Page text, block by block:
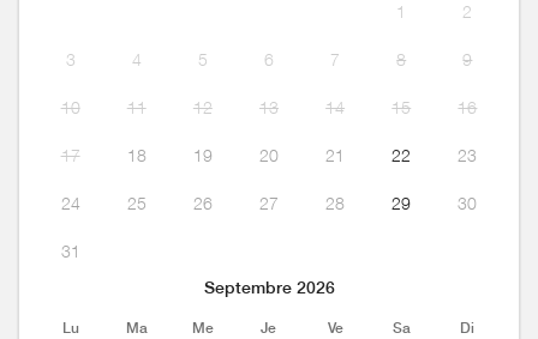
1 2
3 4 5 6 7 8 9
10 11 12 13 14 15 16
17 18 19 20 21 22 23
24 25 26 27 28 29 30
31
Septembre 2026
Lu Ma Me Je Ve Sa Di